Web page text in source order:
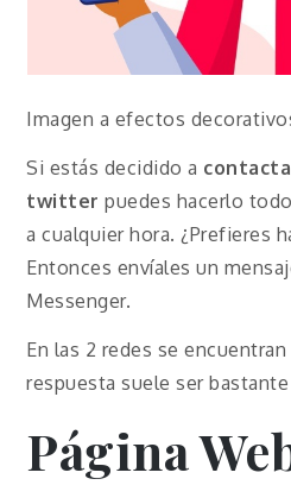
Imagen a efectos
Si estás decidido a
twitter puedes hacerlo
a cualquier hora. ¿Prefieres
Entonces envíales un
Messenger.
En las 2 redes se
respuesta suele ser bastante
Página